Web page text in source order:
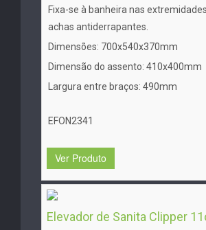
Fixa-se à banheira nas
achas antiderrapantes.
Dimensões: 700x540x370mm
Dimensão do assento: 410x400mm
Largura entre braços: 490mm
EFON2341
Ver Produto
Elevador de Sanita Clipper